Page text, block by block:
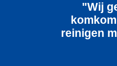
"Wij
reinigen